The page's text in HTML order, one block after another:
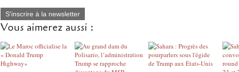
S'inscrire à la newsletter
Vous aimerez aussi :